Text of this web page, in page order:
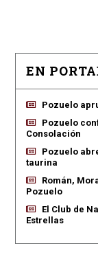
EN
Pozuelo
Pozuelo
Consolación
Pozuelo
taurina
Román,
Pozuelo
El Club de
Estrellas